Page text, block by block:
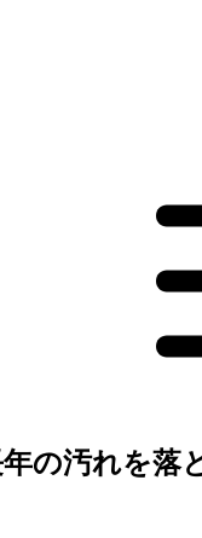
汚れを落